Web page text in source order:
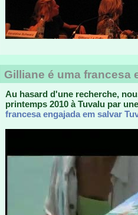
Gilliane é uma francesa
Au hasard d'une recherche,
printemps 2010 à Tuvalu par
francesa engajada em salvar